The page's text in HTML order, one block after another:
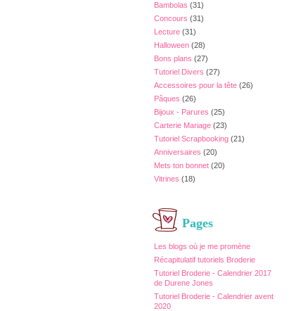
Bambolas (31)
Concours (31)
Lecture (31)
Halloween (28)
Bons plans (27)
Tutoriel Divers (27)
Accessoires pour la tête (26)
Pâques (26)
Bijoux - Parures (25)
Carterie Mariage (23)
Tutoriel Scrapbooking (21)
Anniversaires (20)
Mets ton bonnet (20)
Vitrines (18)
Pages
Les blogs où je me promène
Récapitulatif tutoriels Broderie
Tutoriel Broderie - Calendrier 2017
de Durene Jones
Tutoriel Broderie - Calendrier avent
2020